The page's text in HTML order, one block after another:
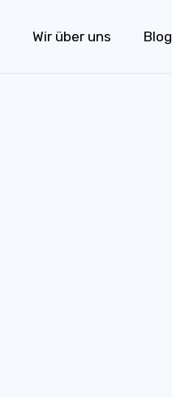
Wir über uns Blog